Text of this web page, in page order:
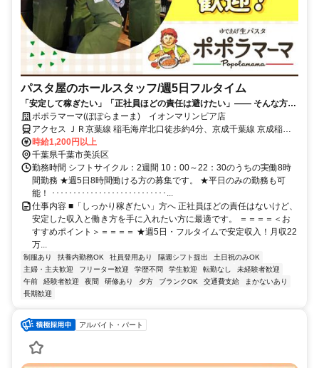
パスタ屋のホールスタッフ/週5日フルタイム
「安定して稼ぎたい」「正社員ほどの責任は避けたい」―― そんな方に
最適なフルタイムのお仕事です。2週間ごとのシフト提出で勤務曜日選
択可♪
ポポラマーマ(ぽぽらまーま) イオンマリンピア店
アクセス ＪＲ京葉線 稲毛海岸北口徒歩約4分、京成千葉線 京成稲毛
徒歩約23分、ＪＲ京葉線 検見川浜南口徒歩約26分
時給1,200円以上
千葉県千葉市美浜区
勤務時間 シフトサイクル：2週間 10：00～22：30のうちの実働8時
間勤務 ★週5日8時間働ける方の募集です。 ★平日のみの勤務も可
能！ ･･･････････････････････････...
仕事内容 ■「しっかり稼ぎたい」方へ 正社員ほどの責任はないけど、
安定した収入と働き方を手に入れたい方に最適です。 ＝＝＝＝＜お
すすめポイント＞＝＝＝＝ ★週5日・フルタイムで安定収入！月収22
万...
制服あり 扶養内勤務OK 社員登用あり 隔週シフト提出
土日祝のみOK
主婦・主夫歓迎
フリーター歓迎 学歴不問 学生歓迎 転勤なし
未経験者歓迎
午前
経験者歓迎 夜間 研修あり 夕方 ブランクOK 交通費支給
まかないあり
長期歓迎
アルバイト・パート